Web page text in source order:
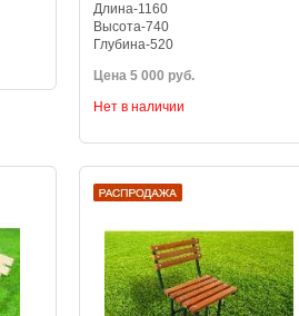
Длина-1160
Высота-740
Глубина-520
Цена 5 000 руб.
Нет в наличии